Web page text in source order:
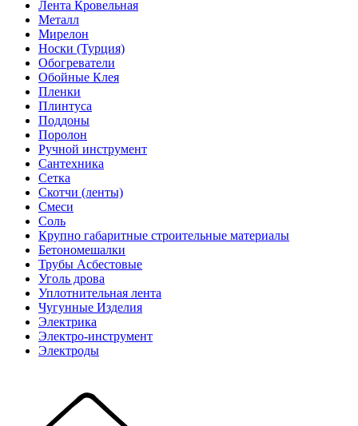
Лента Кровельная
Металл
Мирелон
Носки (Турция)
Обогреватели
Обойные Клея
Пленки
Плинтуса
Поддоны
Поролон
Ручной инструмент
Сантехника
Сетка
Скотчи (ленты)
Смеси
Соль
Крупно габаритные строительные материалы
Бетономешалки
Трубы Асбестовые
Уголь дрова
Уплотнительная лента
Чугунные Изделия
Электрика
Электро-инструмент
Электроды